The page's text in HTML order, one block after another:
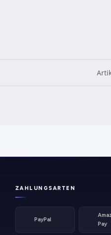
ZAHLUNGSARTEN
PayPal
Pay